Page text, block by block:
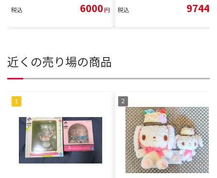
税込 6000円 税込 9744
近くの売り場の商品